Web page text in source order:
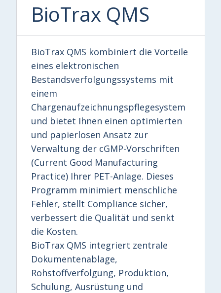
BioTrax QMS
BioTrax QMS kombiniert die Vorteile
eines elektronischen
Bestandsverfolgungssystems mit
einem
Chargenaufzeichnungspflegesystem
und bietet Ihnen einen optimierten
und papierlosen Ansatz zur
Verwaltung der cGMP-Vorschriften
(Current Good Manufacturing
Practice) Ihrer PET-Anlage. Dieses
Programm minimiert menschliche
Fehler, stellt Compliance sicher,
verbessert die Qualität und senkt
die Kosten.
BioTrax QMS integriert zentrale
Dokumentenablage,
Rohstoffverfolgung, Produktion,
Schulung, Ausrüstung und